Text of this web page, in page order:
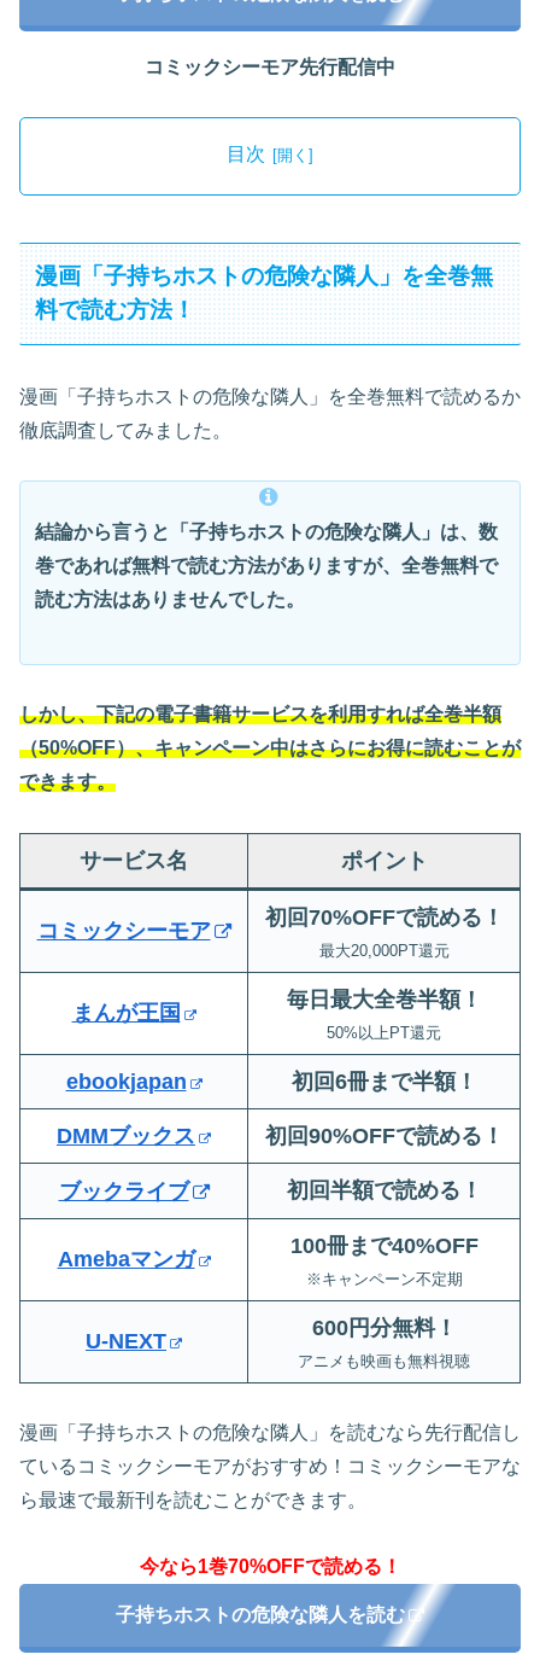
コミックシーモア先行配信中
目次
漫画「子持ちホストの危険な隣人」を全巻無
料で読む方法！
漫画「子持ちホストの危険な隣人」を全巻無料で読めるか
徹底調査してみました。
結論から言うと「子持ちホストの危険な隣人」は、数
巻であれば無料で読む方法がありますが、全巻無料で
読む方法はありませんでした。
しかし、下記の電子書籍サービスを利用すれば全巻半額
（50%OFF）、キャンペーン中はさらにお得に読むことが
できます。
サービス名 ポイント
コミックシーモア
初回70%OFFで読める！
最大20,000PT還元
まんが王国
毎日最大全巻半額！
50%以上PT還元
ebookjapan 初回6冊まで半額！
DMMブックス 初回90%OFFで読める！
ブックライブ 初回半額で読める！
Amebaマンガ
100冊まで40%OFF
※キャンペーン不定期
U-NEXT
600円分無料！
アニメも映画も無料視聴
漫画「子持ちホストの危険な隣人」を読むなら先行配信し
ているコミックシーモアがおすすめ！コミックシーモアな
ら最速で最新刊を読むことができます。
今なら1巻70%OFFで読める！
子持ちホストの危険な隣人を読む